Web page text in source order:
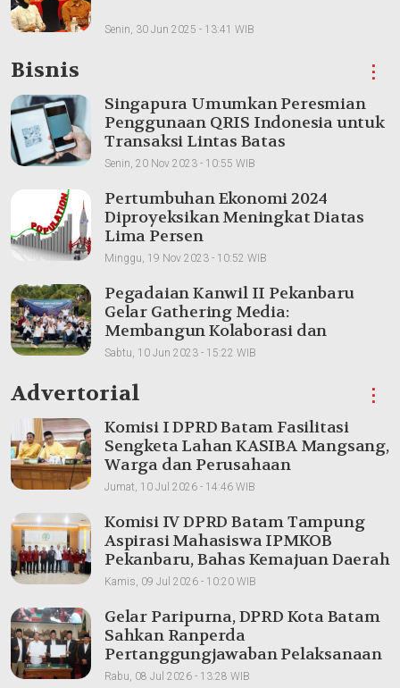
Senin, 30 Jun 2025 - 13:41 WIB
Bisnis ⋮
Singapura Umumkan Peresmian
Penggunaan QRIS Indonesia untuk
Transaksi Lintas Batas
Senin, 20 Nov 2023 - 10:55 WIB
Pertumbuhan Ekonomi 2024
Diproyeksikan Meningkat Diatas
Lima Persen
Minggu, 19 Nov 2023 - 10:52 WIB
Pegadaian Kanwil II Pekanbaru
Gelar Gathering Media:
Membangun Kolaborasi dan
Meningkatkan Pemahaman Produk
Sabtu, 10 Jun 2023 - 15:22 WIB
Advertorial ⋮
Komisi I DPRD Batam Fasilitasi
Sengketa Lahan KASIBA Mangsang,
Warga dan Perusahaan
Dipertemukan
Jumat, 10 Jul 2026 - 14:46 WIB
Komisi IV DPRD Batam Tampung
Aspirasi Mahasiswa IPMKOB
Pekanbaru, Bahas Kemajuan Daerah
Kamis, 09 Jul 2026 - 10:20 WIB
Gelar Paripurna, DPRD Kota Batam
Sahkan Ranperda
Pertanggungjawaban Pelaksanaan
APBD 2025
Rabu, 08 Jul 2026 - 13:28 WIB